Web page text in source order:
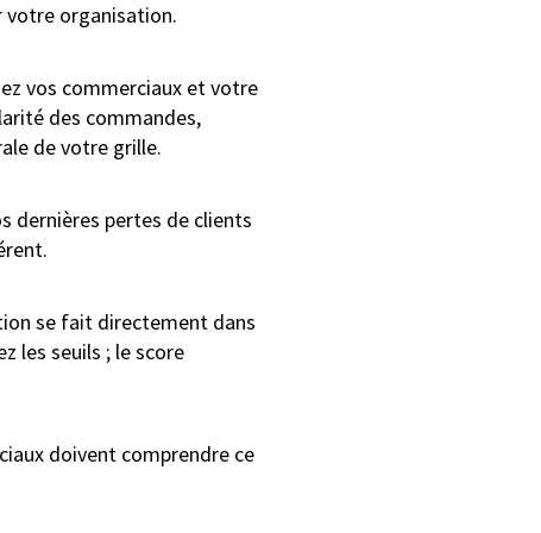
votre organisation.
vos commerciaux et votre
des commandes,
de votre grille.
dernières pertes de clients
se fait directement dans
les seuils ; le score
doivent comprendre ce